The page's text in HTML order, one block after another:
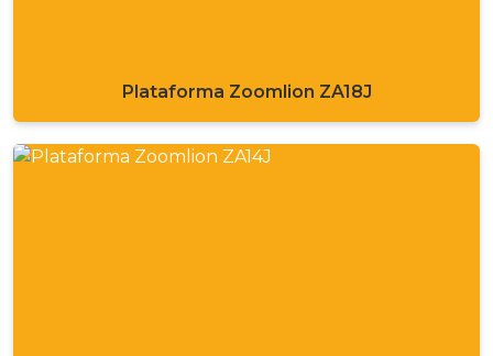
Plataforma Zoomlion ZA18J